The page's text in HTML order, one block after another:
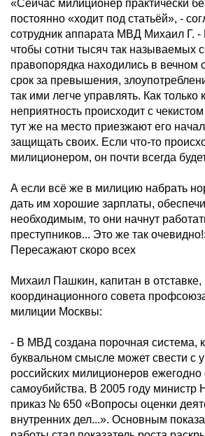
«Сейчас милиционер практически
постоянно «ходит под статьёй», -
сотрудник аппарата МВД Михаил Г. -
чтобы сотни тысяч так называемых
правопорядка находились в вечном
срок за превышения,
так ими легче управлять. Как только
неприятность происходит с
тут же на место приезжают его
защищать своих. Если что-то
милиционером, он почти всегда
А если всё же в милицию набрать
дать им хорошие зарплаты,
необходимым, то они начнут
преступников... Это же так
Пересажают скоро всех
Михаил Пашкин, капитан в отставке,
координационного совета
милиции Москвы:
- В МВД создана порочная система,
буквальном смысле может свести с
российских милиционеров
самоубийства. В 2005 году министр
приказ № 650 «Вопросы оценки
внутренних дел...». Основным